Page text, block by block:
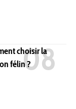
choisir la
félin ?